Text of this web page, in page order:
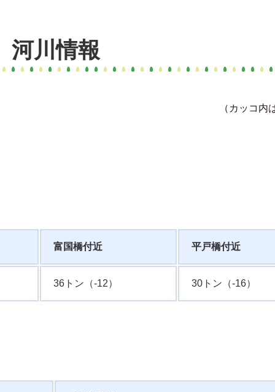
川情報
（カッコ内
富国橋付近 平戸橋付近
36トン（-12） 30トン（-16）